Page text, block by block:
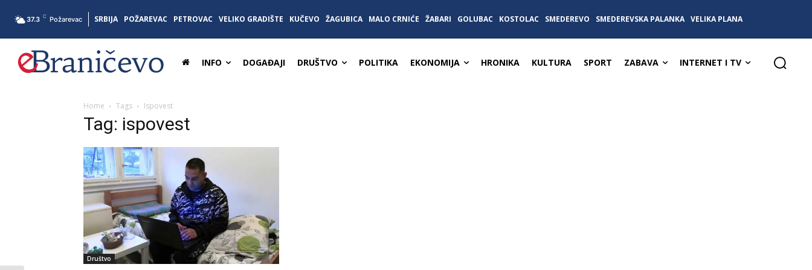
37.3 C Požarevac SRBIJA POŽAREVAC PETROVAC VELIKO GRADIŠTE KUČEVO ŽAGUBICA MALO CRNIĆE ŽABARI GOLUBAC KOSTOLAC SMEDEREVO SMEDEREVSKA PALANKA VELIKA PLANA
INFO DOGAĐAJI DRUŠTVO POLITIKA EKONOMIJA HRONIKA KULTURA SPORT ZABAVA INTERNET I TV
Home Tags Ispovest
Tag: ispovest
Društvo